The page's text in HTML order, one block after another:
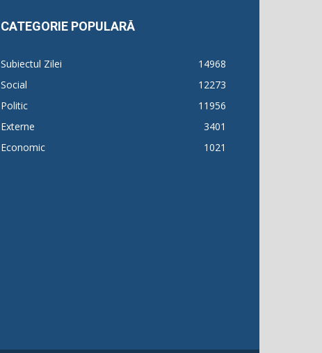
CATEGORIE POPULARĂ
Subiectul Zilei
14968
Social
12273
Politic
11956
Externe
3401
Economic
1021